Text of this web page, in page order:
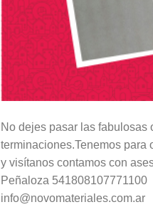
No dejes pasar las fabulosas
terminaciones.Tenemos para
y visítanos contamos con
Peñaloza 541808107771100
info@novomateriales.com.ar